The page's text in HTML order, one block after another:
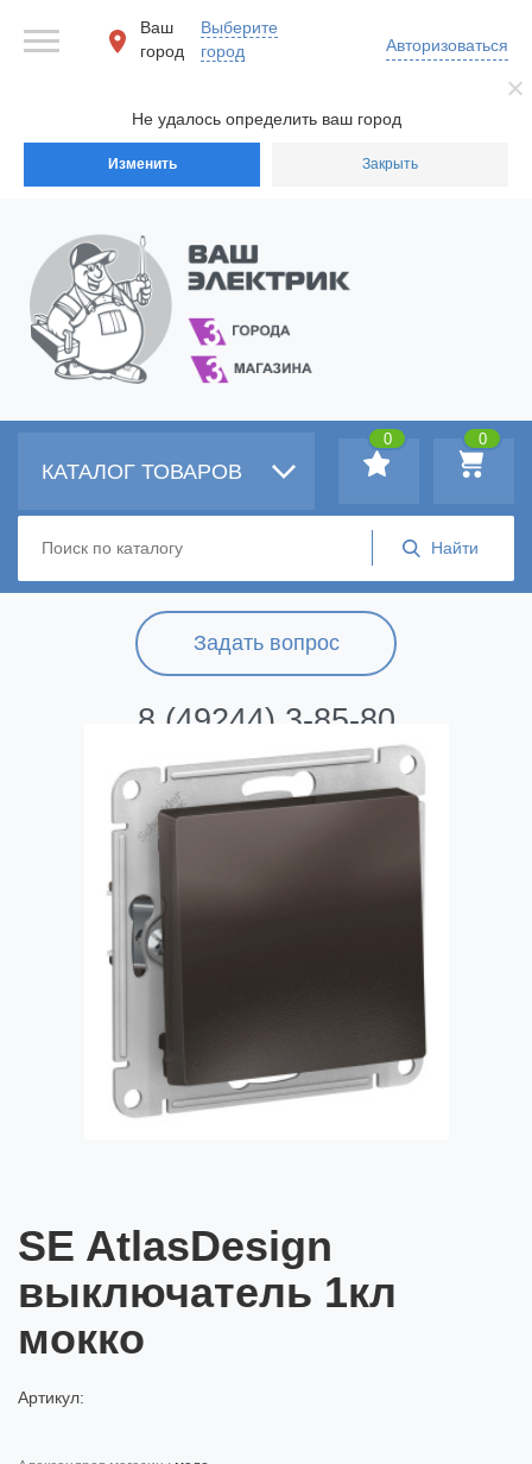
Не удалось определить ваш город
Изменить Закрыть
Ваш
город
Выберите
город
Авторизоваться
Задать вопрос
8 (49244) 3-85-80
КАТАЛОГ ТОВАРОВ
0
0
SE AtlasDesign
выключатель 1кл
мокко
Артикул: